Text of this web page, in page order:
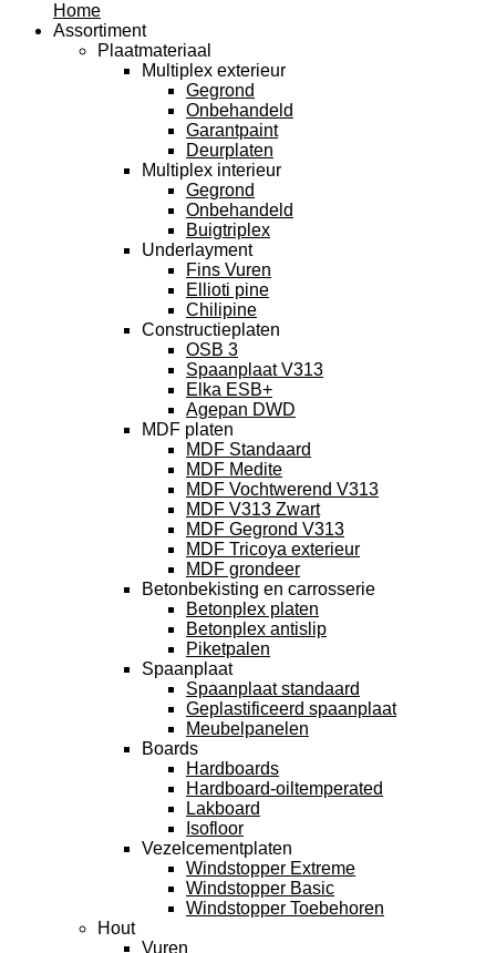
Home
Assortiment
Plaatmateriaal
Multiplex exterieur
Gegrond
Onbehandeld
Garantpaint
Deurplaten
Multiplex interieur
Gegrond
Onbehandeld
Buigtriplex
Underlayment
Fins Vuren
Ellioti pine
Chilipine
Constructieplaten
OSB 3
Spaanplaat V313
Elka ESB+
Agepan DWD
MDF platen
MDF Standaard
MDF Medite
MDF Vochtwerend V313
MDF V313 Zwart
MDF Gegrond V313
MDF Tricoya exterieur
MDF grondeer
Betonbekisting en carrosserie
Betonplex platen
Betonplex antislip
Piketpalen
Spaanplaat
Spaanplaat standaard
Geplastificeerd spaanplaat
Meubelpanelen
Boards
Hardboards
Hardboard-oiltemperated
Lakboard
Isofloor
Vezelcementplaten
Windstopper Extreme
Windstopper Basic
Windstopper Toebehoren
Hout
Vuren